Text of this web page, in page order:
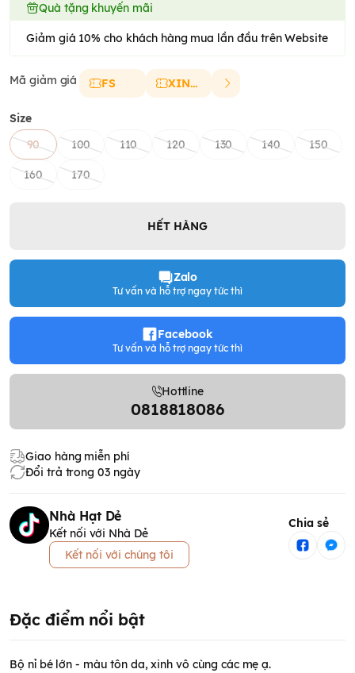
Quà tặng khuyến mãi
Giảm giá 10% cho khách hàng mua lần đầu trên Website
Mã giảm giá FS XINCHAO
Size
90
100 110 120 130 140 150
160 170
HẾT HÀNG
Zalo
Tư vấn và hỗ trợ ngay tức thì
Facebook
Tư vấn và hỗ trợ ngay tức thì
Hottline
0818818086
Giao hàng miễn phí
Đổi trả trong 03 ngày
Nhà Hạt Dẻ
Kết nối với Nhà Dẻ
Kết nối với chúng tôi
Chia sẻ
Đặc điểm nổi bật
Bộ nỉ bé lớn - màu tôn da, xinh vô cùng các mẹ ạ.